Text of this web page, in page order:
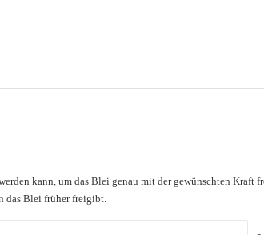
kann, um das Blei genau mit der gewünschten
das Blei früher freigibt.